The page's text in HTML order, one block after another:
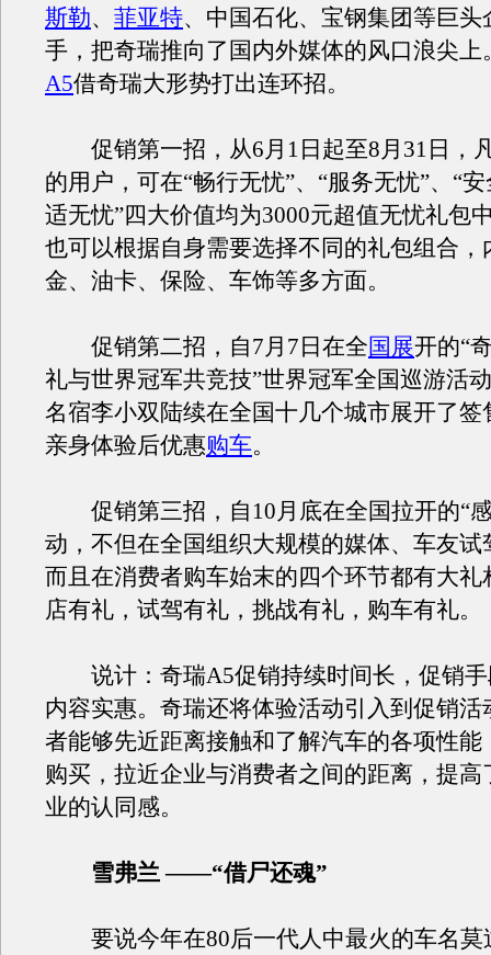
斯勒、 菲亚特、中国石化、宝钢集团等巨头
手，把奇瑞推向了国内外媒体的风口浪尖上
A5借奇瑞大形势打出连环招。
促销第一招，从6月1日起至8月31日，
的用户，可在“畅行无忧”、“服务无忧”、“
适无忧”四大价值均为3000元超值无忧礼包
也可以根据自身需要选择不同的礼包组合，
金、油卡、保险、车饰等多方面。
促销第二招，自7月7日在全国展开的“
礼与世界冠军共竞技”世界冠军全国巡游活
名宿李小双陆续在全国十几个城市展开了签
亲身体验后优惠购车。
促销第三招，自10月底在全国拉开的“感
动，不但在全国组织大规模的媒体、车友试
而且在消费者购车始末的四个环节都有大礼
店有礼，试驾有礼，挑战有礼，购车有礼。
说计：奇瑞A5促销持续时间长，促销手
内容实惠。奇瑞还将体验活动引入到促销活
者能够先近距离接触和了解汽车的各项性能
购买，拉近企业与消费者之间的距离，提高
业的认同感。
雪弗兰 ——“借尸还魂”
要说今年在80后一代人中最火的车名莫